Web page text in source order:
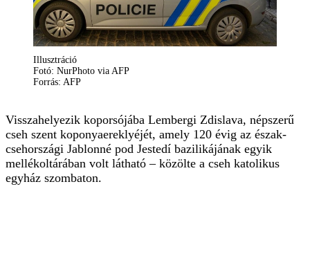
Illusztráció
Fotó: NurPhoto via AFP
Forrás: AFP
Visszahelyezik koporsójába Lembergi Zdislava, népszerű
cseh szent koponyaereklyéjét, amely 120 évig az észak-
csehországi Jablonné pod Jestedí bazilikájának egyik
mellékoltárában volt látható – közölte a cseh katolikus
egyház szombaton.